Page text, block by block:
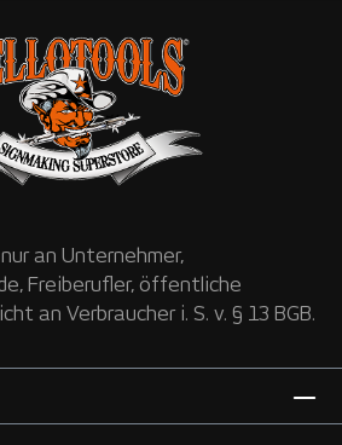
an Unternehmer,
Freiberufler, öffentliche
an Verbraucher i. S. v. § 13 BGB.